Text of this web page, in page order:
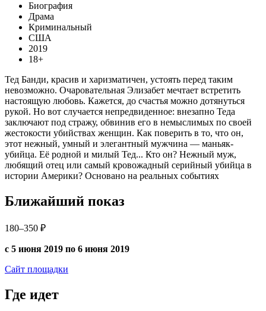
Биография
Драма
Криминальный
США
2019
18+
Тед Банди, красив и харизматичен, устоять перед таким
невозможно. Очаровательная Элизабет мечтает встретить
настоящую любовь. Кажется, до счастья можно дотянуться
рукой. Но вот случается непредвиденное: внезапно Теда
заключают под стражу, обвинив его в немыслимых по своей
жестокости убийствах женщин. Как поверить в то, что он,
этот нежный, умный и элегантный мужчина — маньяк-
убийца. Её родной и милый Тед... Кто он? Нежный муж,
любящий отец или самый кровожадный серийный убийца в
истории Америки? Основано на реальных событиях
Ближайший показ
180–350 ₽
с 5 июня 2019 по 6 июня 2019
Сайт площадки
Где идет